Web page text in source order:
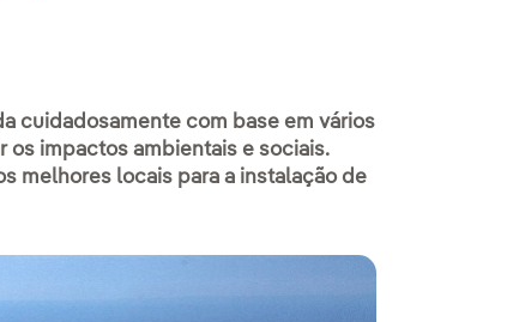
cuidadosamente com base em vários
os impactos ambientais e sociais.
melhores locais para a instalação de